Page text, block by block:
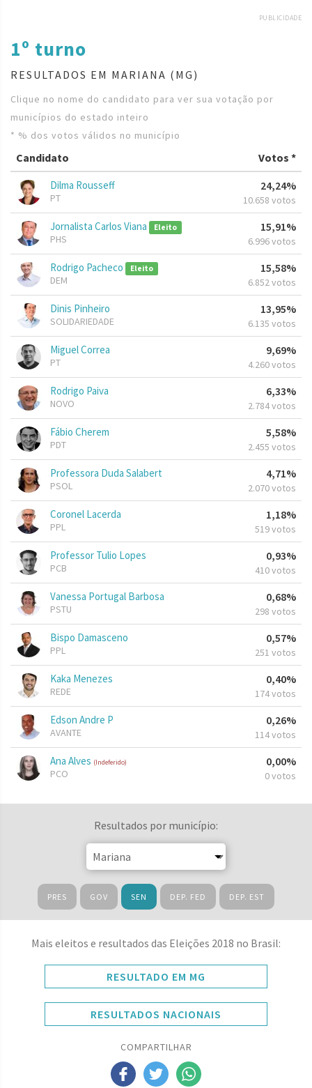
PUBLICIDADE
1º turno
RESULTADOS EM MARIANA (MG)
Clique no nome do candidato para ver sua votação por
municípios do estado inteiro
* % dos votos válidos no município
Candidato Votos *
Dilma Rousseff
PT
24,24%
10.658 votos
Jornalista Carlos Viana Eleito
PHS
15,91%
6.996 votos
Rodrigo Pacheco Eleito
DEM
15,58%
6.852 votos
Dinis Pinheiro
SOLIDARIEDADE
13,95%
6.135 votos
Miguel Correa
PT
9,69%
4.260 votos
Rodrigo Paiva
NOVO
6,33%
2.784 votos
Fábio Cherem
PDT
5,58%
2.455 votos
Professora Duda Salabert
PSOL
4,71%
2.070 votos
Coronel Lacerda
PPL
1,18%
519 votos
Professor Tulio Lopes
PCB
0,93%
410 votos
Vanessa Portugal Barbosa
PSTU
0,68%
298 votos
Bispo Damasceno
PPL
0,57%
251 votos
Kaka Menezes
REDE
0,40%
174 votos
Edson Andre P
AVANTE
0,26%
114 votos
Ana Alves (Indeferido)
PCO
0,00%
0 votos
Resultados por município:
PRES GOV SEN DEP. FED DEP. EST
Mais eleitos e resultados das Eleições 2018 no Brasil:
RESULTADO EM MG
RESULTADOS NACIONAIS
COMPARTILHAR